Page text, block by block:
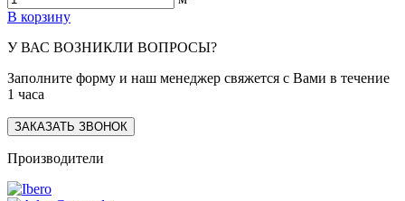
В корзину
У ВАС ВОЗНИКЛИ ВОПРОСЫ?
Заполните форму и наш менеджер свяжется с Вами в течение
1 часа
ЗАКАЗАТЬ ЗВОНОК
Производители